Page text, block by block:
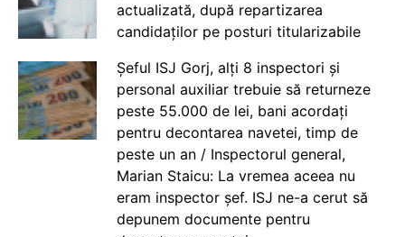
actualizată, după repartizarea
candidaților pe posturi titularizabile
Șeful ISJ Gorj, alți 8 inspectori și
personal auxiliar trebuie să returneze
peste 55.000 de lei, bani acordați
pentru decontarea navetei, timp de
peste un an / Inspectorul general,
Marian Staicu: La vremea aceea nu
eram inspector șef. ISJ ne-a cerut să
depunem documente pentru